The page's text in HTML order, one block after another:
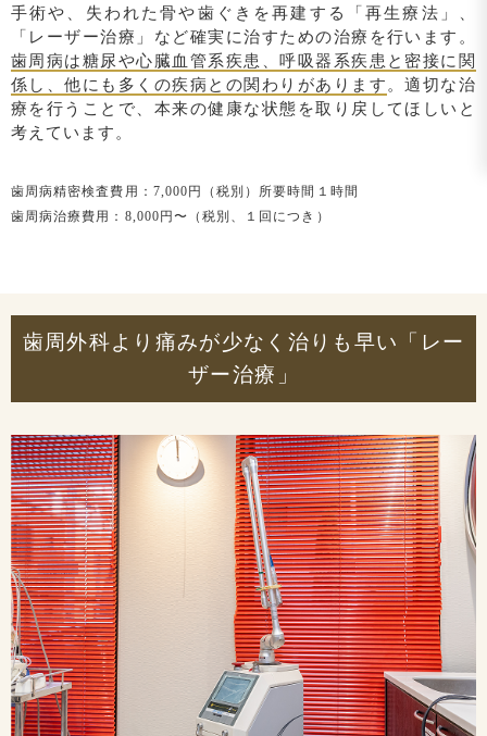
手術や、失われた骨や歯ぐきを再建する「再生療法」、
「レーザー治療」など確実に治すための治療を行います。
歯周病は糖尿や心臓血管系疾患、呼吸器系疾患と密接に関
係し、他にも多くの疾病との関わりがあります 。適切な治
療を行うことで、本来の健康な状態を取り戻してほしいと
考えています。
歯周病精密検査費用：7,000円（税別）所要時間１時間
歯周病治療費用：8,000円〜（税別、１回につき）
歯周外科より痛みが少なく治りも早い「レー
ザー治療」